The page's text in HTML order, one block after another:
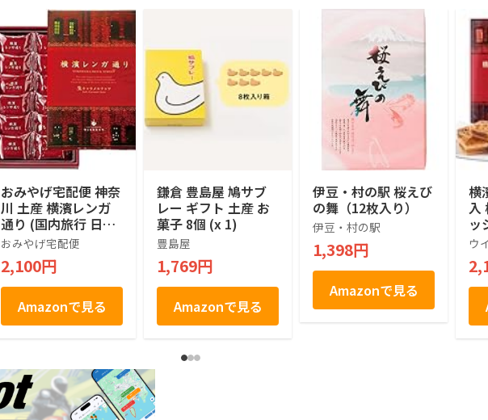
おみやげ宅配便 神奈
川 土産 横濱レンガ
通り (国内旅行 日本
神奈川 お土産）
おみやげ宅配便
2,100円
Amazonで見る
鎌倉 豊島屋 鳩サブ
レー ギフト 土産 お
菓子 8個 (x 1)
豊島屋
1,769円
Amazonで見る
伊豆・村の駅 桜えび
の舞（12枚入り）
伊豆・村の駅
1,398円
Amazonで見る
横
入
ッ
せ
菓
お
土
ウ